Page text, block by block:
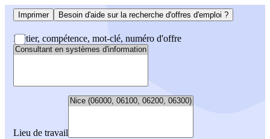
Imprimer Besoin d'aide sur la recherche d'offres d'emploi ?
Métier, compétence, mot-clé, numéro d'offre
Lieu de travail